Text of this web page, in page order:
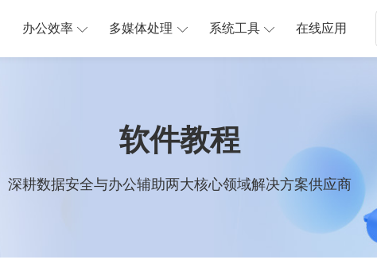
办公效率 多媒体处理 系统工具 在线应用
软件教程
深耕数据安全与办公辅助两大核心领域解决方案供应商